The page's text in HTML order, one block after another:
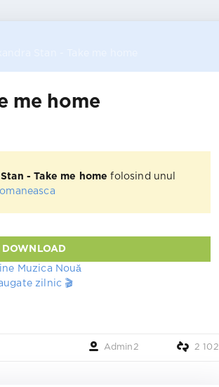
me home
- Take me home folosind unul
DOWNLOAD
Muzica Nouă
zilnic 🎬
Admin2 2 102